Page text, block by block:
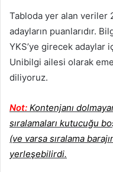
Tabloda yer alan veriler
adayların puanlarıdır.
YKS’ye girecek adaylar
Unibilgi ailesi olarak
diliyoruz.
Not: Kontenjanı
sıralamaları kutucuğu
(ve varsa sıralama
yerleşebilirdi.